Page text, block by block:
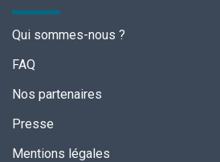
Qui sommes-nous ?
FAQ
Nos partenaires
Presse
Mentions légales